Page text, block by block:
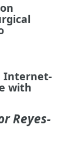
Internet-
with
Reyes-